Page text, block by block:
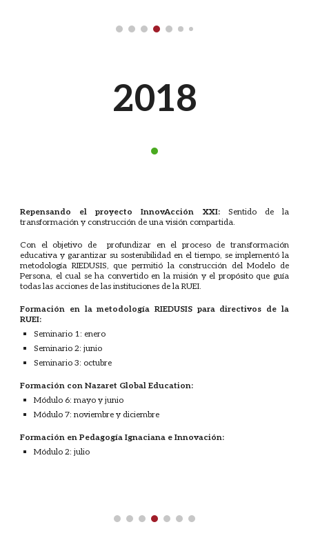
2018
·
Repensando el proyecto InnovAcción XXI:Sentido de la
transformación y construcción de una visión compartida.
Con el objetivo de profundizar en el proceso de transformación
educativa y garantizar su sostenibilidad en el tiempo, se implementó la
metodología RIEDUSIS, que permitió la construcción del Modelo de
Persona, el cual se ha convertido en la misión y el propósito que guía
todas las acciones de las instituciones de la RUEI.
Formación en la metodología RIEDUSIS para directivos de la
RUEI:
Seminario 1: enero
Seminario 2: junio
Seminario 3: octubre
Formación con Nazaret Global Education:
Módulo 6: mayo y junio
Módulo 7: noviembre y diciembre
Formación en Pedagogía Ignaciana e Innovación:
Módulo 2: julio